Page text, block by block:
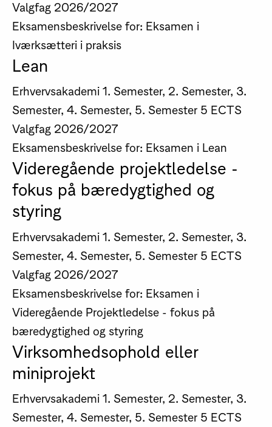
Valgfag 2026/2027
Eksamensbeskrivelse for: Eksamen i
Iværksætteri i praksis
Lean
Erhvervsakademi 1. Semester, 2. Semester, 3.
Semester, 4. Semester, 5. Semester 5 ECTS
Valgfag 2026/2027
Eksamensbeskrivelse for: Eksamen i Lean
Videregående projektledelse -
fokus på bæredygtighed og
styring
Erhvervsakademi 1. Semester, 2. Semester, 3.
Semester, 4. Semester, 5. Semester 5 ECTS
Valgfag 2026/2027
Eksamensbeskrivelse for: Eksamen i
Videregående Projektledelse - fokus på
bæredygtighed og styring
Virksomhedsophold eller
miniprojekt
Erhvervsakademi 1. Semester, 2. Semester, 3.
Semester, 4. Semester, 5. Semester 5 ECTS